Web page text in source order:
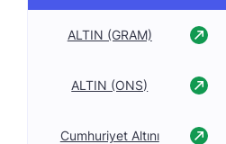
ALTIN (GRAM)
ALTIN (ONS)
Cumhuriyet Altını